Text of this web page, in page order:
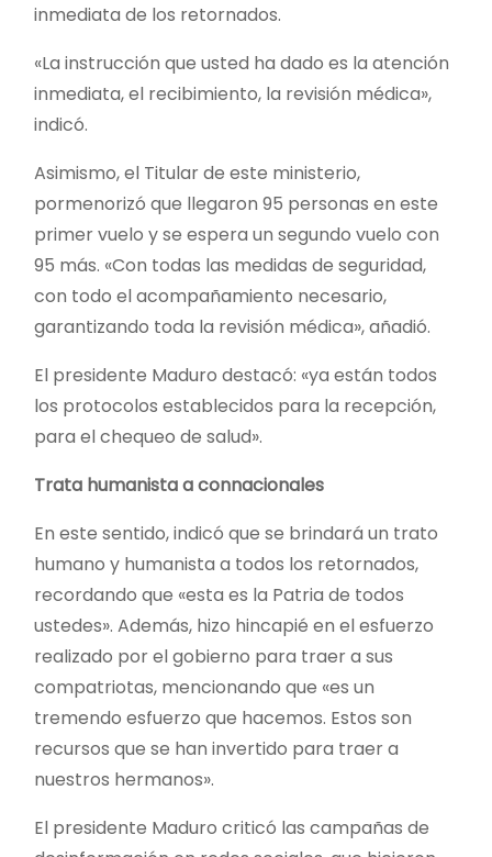
inmediata de los retornados.
«La instrucción que usted ha dado es la atención
inmediata, el recibimiento, la revisión médica»,
indicó.
Asimismo, el Titular de este ministerio,
pormenorizó que llegaron 95 personas en este
primer vuelo y se espera un segundo vuelo con
95 más. «Con todas las medidas de seguridad,
con todo el acompañamiento necesario,
garantizando toda la revisión médica», añadió.
El presidente Maduro destacó: «ya están todos
los protocolos establecidos para la recepción,
para el chequeo de salud».
Trata humanista a connacionales
En este sentido, indicó que se brindará un trato
humano y humanista a todos los retornados,
recordando que «esta es la Patria de todos
ustedes». Además, hizo hincapié en el esfuerzo
realizado por el gobierno para traer a sus
compatriotas, mencionando que «es un
tremendo esfuerzo que hacemos. Estos son
recursos que se han invertido para traer a
nuestros hermanos».
El presidente Maduro criticó las campañas de